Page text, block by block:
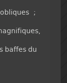
;
baffes du